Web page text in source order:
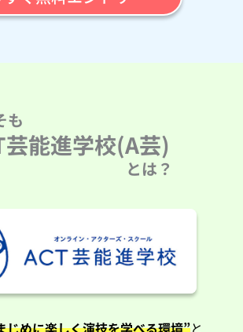
も
芸能進学校(A芸)
とは？